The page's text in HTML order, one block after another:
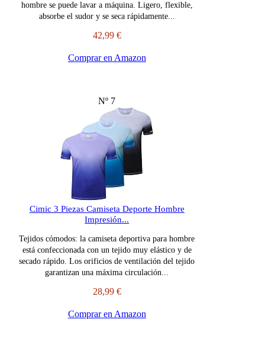
hombre se puede lavar a máquina. Ligero, flexible,
absorbe el sudor y se seca rápidamente...
42,99 €
Comprar en Amazon
Nº 7
Cimic 3 Piezas Camiseta Deporte Hombre
Impresión...
Tejidos cómodos: la camiseta deportiva para hombre
está confeccionada con un tejido muy elástico y de
secado rápido. Los orificios de ventilación del tejido
garantizan una máxima circulación...
28,99 €
Comprar en Amazon